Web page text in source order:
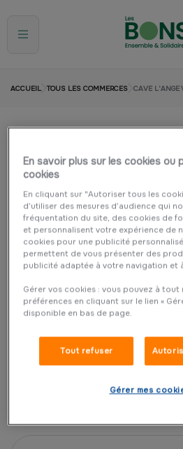
ACCUEIL TOUS LES COMMERCES CAVE L'ANGE
MESANGER Cuisine et maison
Commerce de bouche
En savoir plus sur les cookies ou
cookies
En cliquant sur "Autoriser tous les
d’utiliser des mesures d’audience qui
fréquentation du site, des cookies de
et personnalisent votre expérience de
cookies pour une publicité
permettent de vous présenter des
publicité adaptée à votre navigation et
Gérer vos cookies : vous pouvez à tout
préférences en cliquant sur le lien «
disponible en bas de page.
Tout refuser
Gérer mes